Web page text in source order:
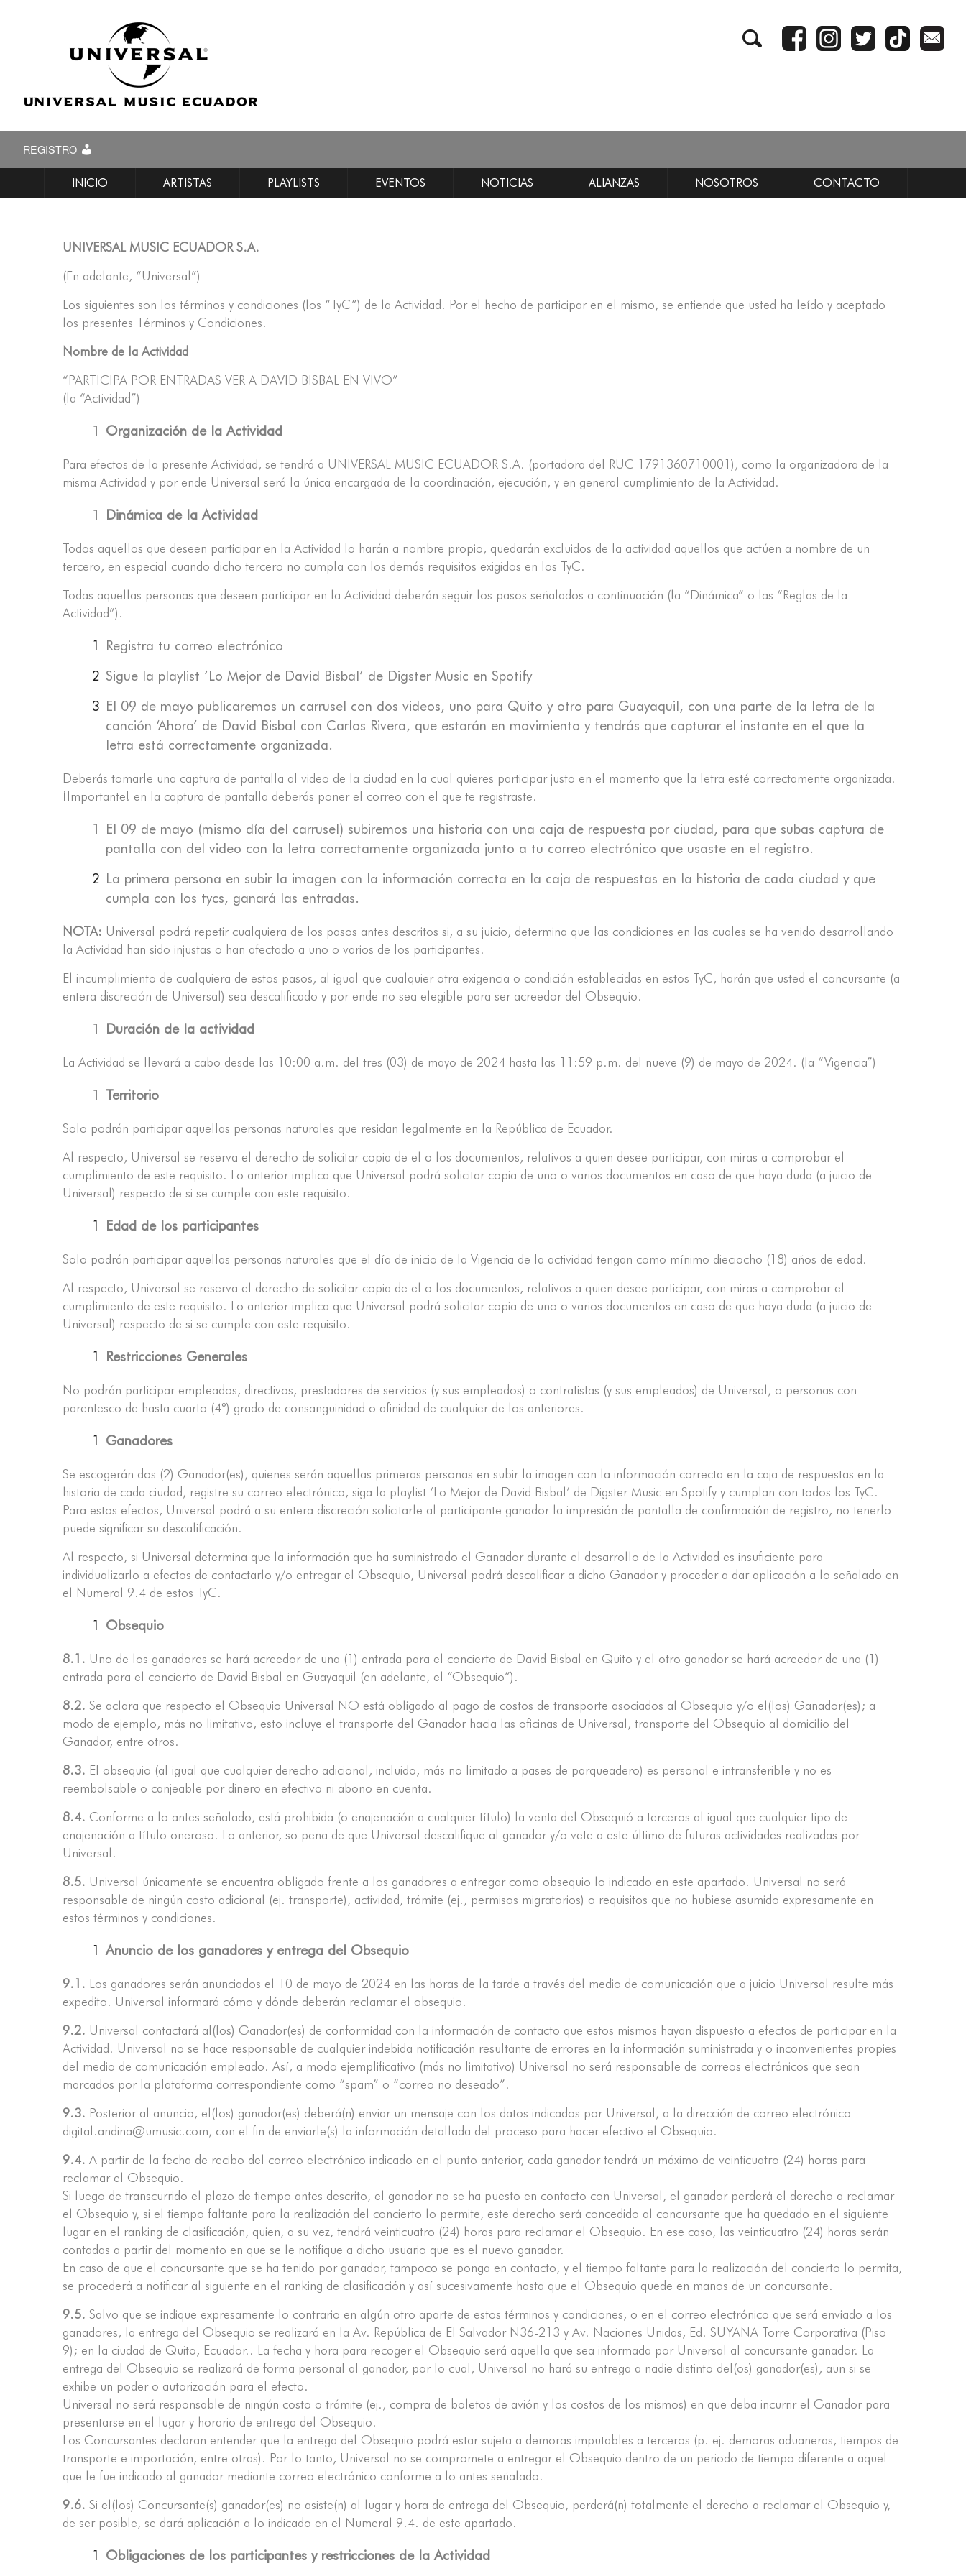
REGISTRO
INICIO ARTISTAS PLAYLISTS EVENTOS NOTICIAS ALIANZAS NOSOTROS CONTACTO
UNIVERSAL MUSIC ECUADOR S.A.
(En adelante, “Universal”)
Los siguientes son los términos y condiciones (los “TyC”) de la Actividad. Por el hecho de participar en el mismo, se entiende que usted ha leído y aceptado
los presentes Términos y Condiciones.
Nombre de la Actividad
“PARTICIPA POR ENTRADAS VER A DAVID BISBAL EN VIVO”
(la “Actividad”)
Organización de la Actividad
Para efectos de la presente Actividad, se tendrá a UNIVERSAL MUSIC ECUADOR S.A. (portadora del RUC 1791360710001), como la organizadora de la
misma Actividad y por ende Universal será la única encargada de la coordinación, ejecución, y en general cumplimiento de la Actividad.
Dinámica de la Actividad
Todos aquellos que deseen participar en la Actividad lo harán a nombre propio, quedarán excluidos de la actividad aquellos que actúen a nombre de un
tercero, en especial cuando dicho tercero no cumpla con los demás requisitos exigidos en los TyC.
Todas aquellas personas que deseen participar en la Actividad deberán seguir los pasos señalados a continuación (la “Dinámica” o las “Reglas de la
Actividad”).
Registra tu correo electrónico
Sigue la playlist ‘Lo Mejor de David Bisbal’ de Digster Music en Spotify
El 09 de mayo publicaremos un carrusel con dos videos, uno para Quito y otro para Guayaquil, con una parte de la letra de la
canción ‘Ahora’ de David Bisbal con Carlos Rivera, que estarán en movimiento y tendrás que capturar el instante en el que la
letra está correctamente organizada.
Deberás tomarle una captura de pantalla al video de la ciudad en la cual quieres participar justo en el momento que la letra esté correctamente organizada.
¡Importante! en la captura de pantalla deberás poner el correo con el que te registraste.
El 09 de mayo (mismo día del carrusel) subiremos una historia con una caja de respuesta por ciudad, para que subas captura de
pantalla con del video con la letra correctamente organizada junto a tu correo electrónico que usaste en el registro.
La primera persona en subir la imagen con la información correcta en la caja de respuestas en la historia de cada ciudad y que
cumpla con los tycs, ganará las entradas.
NOTA: Universal podrá repetir cualquiera de los pasos antes descritos si, a su juicio, determina que las condiciones en las cuales se ha venido desarrollando
la Actividad han sido injustas o han afectado a uno o varios de los participantes.
El incumplimiento de cualquiera de estos pasos, al igual que cualquier otra exigencia o condición establecidas en estos TyC, harán que usted el concursante (a
entera discreción de Universal) sea descalificado y por ende no sea elegible para ser acreedor del Obsequio.
Duración de la actividad
La Actividad se llevará a cabo desde las 10:00 a.m. del tres (03) de mayo de 2024 hasta las 11:59 p.m. del nueve (9) de mayo de 2024. (la “Vigencia”)
Territorio
Solo podrán participar aquellas personas naturales que residan legalmente en la República de Ecuador.
Al respecto, Universal se reserva el derecho de solicitar copia de el o los documentos, relativos a quien desee participar, con miras a comprobar el
cumplimiento de este requisito. Lo anterior implica que Universal podrá solicitar copia de uno o varios documentos en caso de que haya duda (a juicio de
Universal) respecto de si se cumple con este requisito.
Edad de los participantes
Solo podrán participar aquellas personas naturales que el día de inicio de la Vigencia de la actividad tengan como mínimo dieciocho (18) años de edad.
Al respecto, Universal se reserva el derecho de solicitar copia de el o los documentos, relativos a quien desee participar, con miras a comprobar el
cumplimiento de este requisito. Lo anterior implica que Universal podrá solicitar copia de uno o varios documentos en caso de que haya duda (a juicio de
Universal) respecto de si se cumple con este requisito.
Restricciones Generales
No podrán participar empleados, directivos, prestadores de servicios (y sus empleados) o contratistas (y sus empleados) de Universal, o personas con
parentesco de hasta cuarto (4°) grado de consanguinidad o afinidad de cualquier de los anteriores.
Ganadores
Se escogerán dos (2) Ganador(es), quienes serán aquellas primeras personas en subir la imagen con la información correcta en la caja de respuestas en la
historia de cada ciudad, registre su correo electrónico, siga la playlist ‘Lo Mejor de David Bisbal’ de Digster Music en Spotify y cumplan con todos los TyC.
Para estos efectos, Universal podrá a su entera discreción solicitarle al participante ganador la impresión de pantalla de confirmación de registro, no tenerlo
puede significar su descalificación.
Al respecto, si Universal determina que la información que ha suministrado el Ganador durante el desarrollo de la Actividad es insuficiente para
individualizarlo a efectos de contactarlo y/o entregar el Obsequio, Universal podrá descalificar a dicho Ganador y proceder a dar aplicación a lo señalado en
el Numeral 9.4 de estos TyC.
Obsequio
8.1. Uno de los ganadores se hará acreedor de una (1) entrada para el concierto de David Bisbal en Quito y el otro ganador se hará acreedor de una (1)
entrada para el concierto de David Bisbal en Guayaquil (en adelante, el “Obsequio”).
8.2.Se aclara que respecto el Obsequio Universal NO está obligado al pago de costos de transporte asociados al Obsequio y/o el(los) Ganador(es); a
modo de ejemplo, más no limitativo, esto incluye el transporte del Ganador hacia las oficinas de Universal, transporte del Obsequio al domicilio del
Ganador, entre otros.
8.3. El obsequio (al igual que cualquier derecho adicional, incluido, más no limitado a pases de parqueadero) es personal e intransferible y no es
reembolsable o canjeable por dinero en efectivo ni abono en cuenta.
8.4. Conforme a lo antes señalado, está prohibida (o enajenación a cualquier título) la venta del Obsequió a terceros al igual que cualquier tipo de
enajenación a título oneroso. Lo anterior, so pena de que Universal descalifique al ganador y/o vete a este último de futuras actividades realizadas por
Universal.
8.5. Universal únicamente se encuentra obligado frente a los ganadores a entregar como obsequio lo indicado en este apartado. Universal no será
responsable de ningún costo adicional (ej. transporte), actividad, trámite (ej., permisos migratorios) o requisitos que no hubiese asumido expresamente en
estos términos y condiciones.
Anuncio de los ganadores y entrega del Obsequio
9.1. Los ganadores serán anunciados el 10 de mayo de 2024 en las horas de la tarde a través del medio de comunicación que a juicio Universal resulte más
expedito. Universal informará cómo y dónde deberán reclamar el obsequio.
9.2. Universal contactará al(los) Ganador(es) de conformidad con la información de contacto que estos mismos hayan dispuesto a efectos de participar en la
Actividad. Universal no se hace responsable de cualquier indebida notificación resultante de errores en la información suministrada y o inconvenientes propies
del medio de comunicación empleado. Así, a modo ejemplificativo (más no limitativo) Universal no será responsable de correos electrónicos que sean
marcados por la plataforma correspondiente como “spam” o “correo no deseado”.
9.3. Posterior al anuncio, el(los) ganador(es) deberá(n) enviar un mensaje con los datos indicados por Universal, a la dirección de correo electrónico
digital.andina@umusic.com, con el fin de enviarle(s) la información detallada del proceso para hacer efectivo el Obsequio.
9.4. A partir de la fecha de recibo del correo electrónico indicado en el punto anterior, cada ganador tendrá un máximo de veinticuatro (24) horas para
reclamar el Obsequio.
Si luego de transcurrido el plazo de tiempo antes descrito, el ganador no se ha puesto en contacto con Universal, el ganador perderá el derecho a reclamar
el Obsequio y, si el tiempo faltante para la realización del concierto lo permite, este derecho será concedido al concursante que ha quedado en el siguiente
lugar en el ranking de clasificación, quien, a su vez, tendrá veinticuatro (24) horas para reclamar el Obsequio. En ese caso, las veinticuatro (24) horas serán
contadas a partir del momento en que se le notifique a dicho usuario que es el nuevo ganador.
En caso de que el concursante que se ha tenido por ganador, tampoco se ponga en contacto, y el tiempo faltante para la realización del concierto lo permita,
se procederá a notificar al siguiente en el ranking de clasificación y así sucesivamente hasta que el Obsequio quede en manos de un concursante.
9.5. Salvo que se indique expresamente lo contrario en algún otro aparte de estos términos y condiciones, o en el correo electrónico que será enviado a los
ganadores, la entrega del Obsequio se realizará en la Av. República de El Salvador N36-213 y Av. Naciones Unidas, Ed. SUYANA Torre Corporativa (Piso
9); en la ciudad de Quito, Ecuador.. La fecha y hora para recoger el Obsequio será aquella que sea informada por Universal al concursante ganador. La
entrega del Obsequio se realizará de forma personal al ganador, por lo cual, Universal no hará su entrega a nadie distinto del(os) ganador(es), aun si se
exhibe un poder o autorización para el efecto.
Universal no será responsable de ningún costo o trámite (ej., compra de boletos de avión y los costos de los mismos) en que deba incurrir el Ganador para
presentarse en el lugar y horario de entrega del Obsequio.
Los Concursantes declaran entender que la entrega del Obsequio podrá estar sujeta a demoras imputables a terceros (p. ej. demoras aduaneras, tiempos de
transporte e importación, entre otras). Por lo tanto, Universal no se compromete a entregar el Obsequio dentro de un periodo de tiempo diferente a aquel
que le fue indicado al ganador mediante correo electrónico conforme a lo antes señalado.
9.6.Si el(los) Concursante(s) ganador(es) no asiste(n) al lugar y hora de entrega del Obsequio, perderá(n) totalmente el derecho a reclamar el Obsequio y,
de ser posible, se dará aplicación a lo indicado en el Numeral 9.4. de este apartado.
Obligaciones de los participantes y restricciones de la Actividad